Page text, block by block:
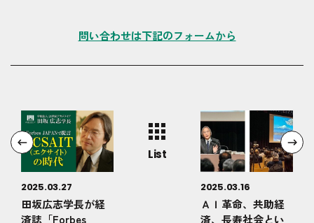
問い合わせは下記のフォームから
2025.03.27
田坂広志学長が経
済誌「Forbes
List
2025.03.16
ＡＩ革命、共助経
済、長寿社会とい